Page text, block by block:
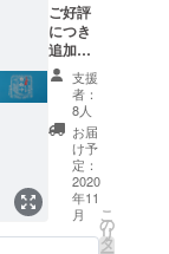
元 司 氏
ご好評
につき
追加し
まし
た！
＊ 追
加分に
つき
11月納
品にな
りま
す。 鯉
焼きプ
支援
者：
8人
お届
け予
定：
2020
年11
月
こ
の
リ
タ